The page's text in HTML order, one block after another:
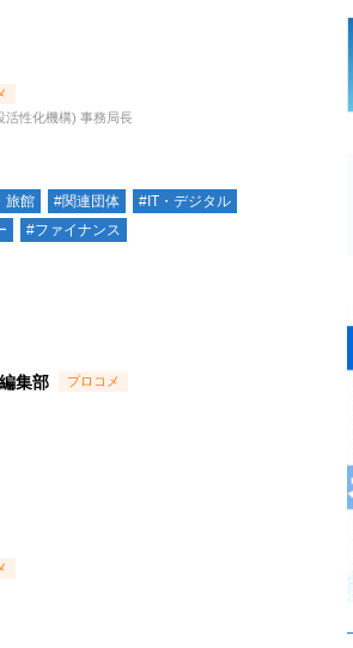
活性化機構) 事務局長
旅館 #関連団体
#IT・デジタル
#ファイナンス
集部